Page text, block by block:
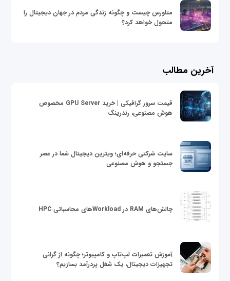
متاورس چیست و چگونه زندگی مردم در جهان دیجیتال را
متحول خواهد کرد؟
آخرین مطالب
قیمت سرور گرافیکی | خرید GPU Server مخصوص
هوش مصنوعی، رندرینگ
سایت شرکتی حرفه‌ای؛ ویترین دیجیتال شما در عصر
جستجو و هوش مصنوعی
چالش‌های RAM در Workloadهای محاسباتی HPC
آموزش تعمیرات لپ‌تاپ و کامپیوتر؛ چگونه از گرانی
تجهیزات دیجیتال، یک شغل پردرآمد بسازیم؟